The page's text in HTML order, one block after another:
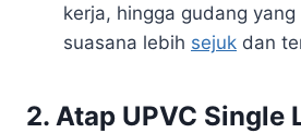
kerja, hingga gudang
suasana lebih sejuk dan
2. Atap UPVC Single